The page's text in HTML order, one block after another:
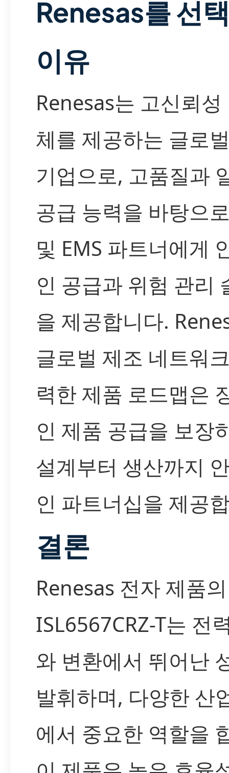
Renesas를 선
이유
Renesas는 고신뢰성
체를 제공하는 글로
기업으로, 고품질과
공급 능력을 바탕으
및 EMS 파트너에게
인 공급과 위험 관리
을 제공합니다.
글로벌 제조 네트워
력한 제품 로드맵은
인 제품 공급을 보장
설계부터 생산까지
인 파트너십을 제공
결론
Renesas 전자 제품의
ISL6567CRZ-T는 전
와 변환에서 뛰어난
발휘하며, 다양한 산
에서 중요한 역할을